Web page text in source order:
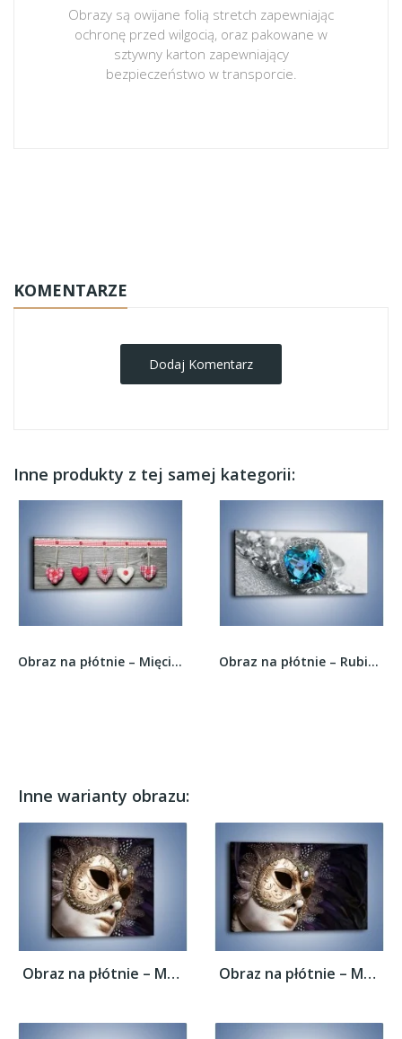
Obrazy są owijane folią stretch zapewniając
ochronę przed wilgocią, oraz pakowane w
sztywny karton zapewniający
bezpieczeństwo w transporcie.
KOMENTARZE
Dodaj Komentarz
Inne produkty z tej samej kategorii:
Obraz na płótnie – Mięciutkie serduszka na... Obraz na płótnie – Rubin i kryształy –...
Inne warianty obrazu:
Obraz na płótnie – Mroczna maska i pióra –... Obraz na płótnie – Mroczna maska i pióra –...